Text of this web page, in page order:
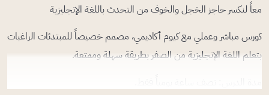
معاً لنكسر حاجز الخجل والخوف من التحدث باللغة الإنجليزية
كورس مباشر وعملي مع كيوم أكاديمي، مصمم خصيصاً للمبتدئات الراغبات
بتعلم اللغة الإنجليزية من الصفر بطريقة سهلة وممتعة.